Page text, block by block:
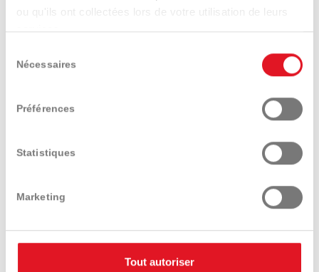
ou qu'ils ont collectées lors de votre utilisation de leurs
services.
Nécessaires
Préférences
Statistiques
Marketing
Tout autoriser
Entretien d’hiver